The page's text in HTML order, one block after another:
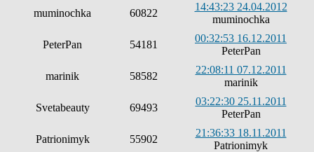
muminochka 60822
14:43:23 24.04.2012
muminochka
PeterPan 54181
00:32:53 16.12.2011
PeterPan
marinik 58582
22:08:11 07.12.2011
marinik
Svetabeauty 69493
03:22:30 25.11.2011
PeterPan
Patrionimyk 55902
21:36:33 18.11.2011
Patrionimyk